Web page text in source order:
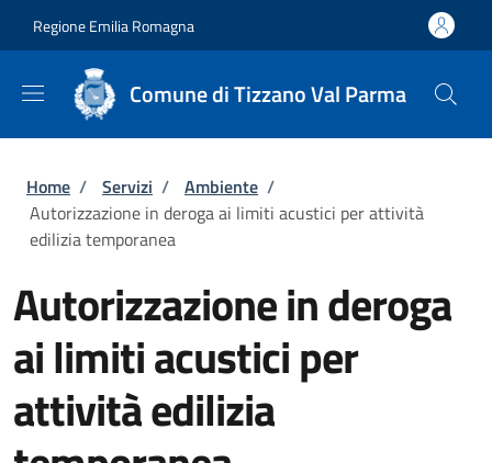
Regione Emilia Romagna
Comune di Tizzano Val Parma
Briciole di pane
Home / Servizi / Ambiente /
Autorizzazione in deroga ai limiti acustici per attività
edilizia temporanea
Autorizzazione in deroga
ai limiti acustici per
attività edilizia